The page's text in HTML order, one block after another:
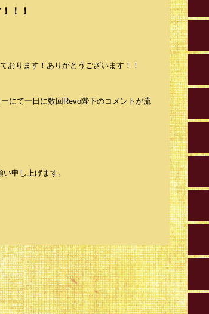
！！
おります！ありがとうございます！！
にて一日に数回Revo陛下のコメントが流
申し上げます。